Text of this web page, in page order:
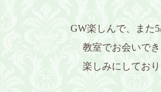
GW楽しんで、また
教室でお会いで
楽しみにしており